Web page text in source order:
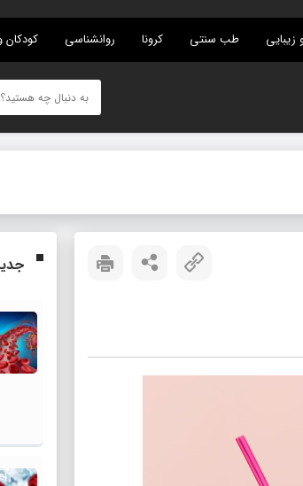
طب سنتی کرونا روانشناسی کودکان